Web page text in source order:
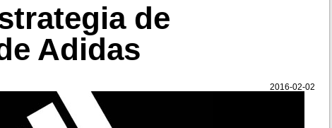
de
Adidas
2016-02-02